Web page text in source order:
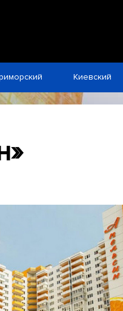
Киевский